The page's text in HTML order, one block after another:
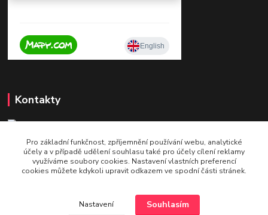
Kontakty
+420 604 921 321
v pracovní době po - pá 9 - 16
Pro základní funkčnost, zpříjemnění používání webu, analytické
účely a v případě udělení souhlasu také pro účely cílení reklamy
využíváme soubory cookies. Nastavení vlastních preferencí
cookies můžete kdykoli upravit odkazem ve spodní části stránek.
Nastavení Souhlasím